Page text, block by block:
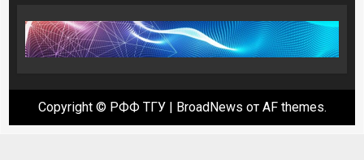
Copyright © РФФ ТГУ | BroadNews от AF themes.